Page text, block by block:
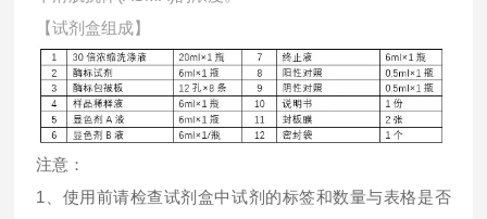
【试剂盒组成】
注意：
1、使用前请检查试剂盒中试剂的标签和数量与表格是否